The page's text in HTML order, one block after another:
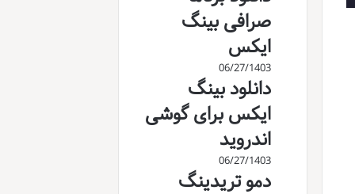
صرافی بینگ
ایکس
06/27/1403
دانلود بینگ
ایکس برای گوشی
اندروید
06/27/1403
دمو تریدینگ